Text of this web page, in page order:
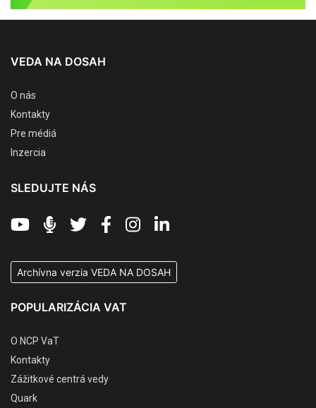
VEDA NA DOSAH
O nás
Kontakty
Pre médiá
Inzercia
SLEDUJTE NÁS
Archívna verzia VEDA NA DOSAH
POPULARIZÁCIA VAT
O NCP VaT
Kontakty
Zážitkové centrá vedy
Quark